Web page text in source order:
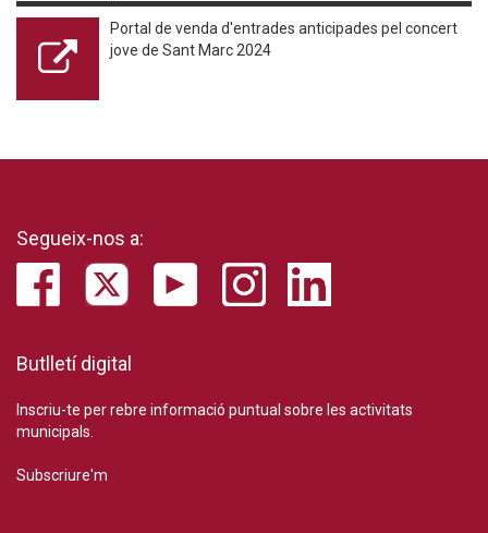
Portal de venda d'entrades anticipades pel concert
jove de Sant Marc 2024
Segueix-nos a:
Butlletí digital
Inscriu-te per rebre informació puntual sobre les activitats
municipals.
Subscriure'm